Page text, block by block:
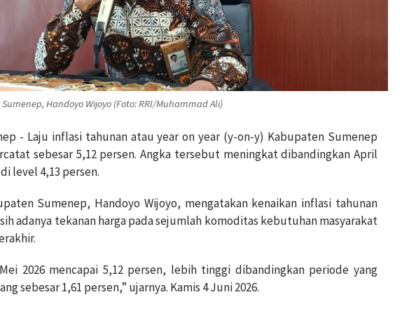
Handoyo Wijoyo (Foto: RRI/Muhammad Ali)
- Laju inflasi tahunan atau year on year (y-on-y) Kabupaten Sumenep
sebesar 5,12 persen. Angka tersebut meningkat dibandingkan April
level 4,13 persen.
Sumenep, Handoyo Wijoyo, mengatakan kenaikan inflasi tahunan
adanya tekanan harga pada sejumlah komoditas kebutuhan masyarakat
2026 mencapai 5,12 persen, lebih tinggi dibandingkan periode yang
sebesar 1,61 persen,” ujarnya. Kamis 4 Juni 2026.